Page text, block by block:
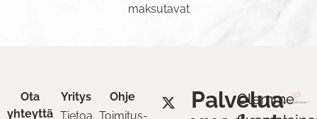
maksutavat
Ota
yhteyttä
Yritys
Tietoa
Ohje
Toimitus-
Palvelua
Olemme